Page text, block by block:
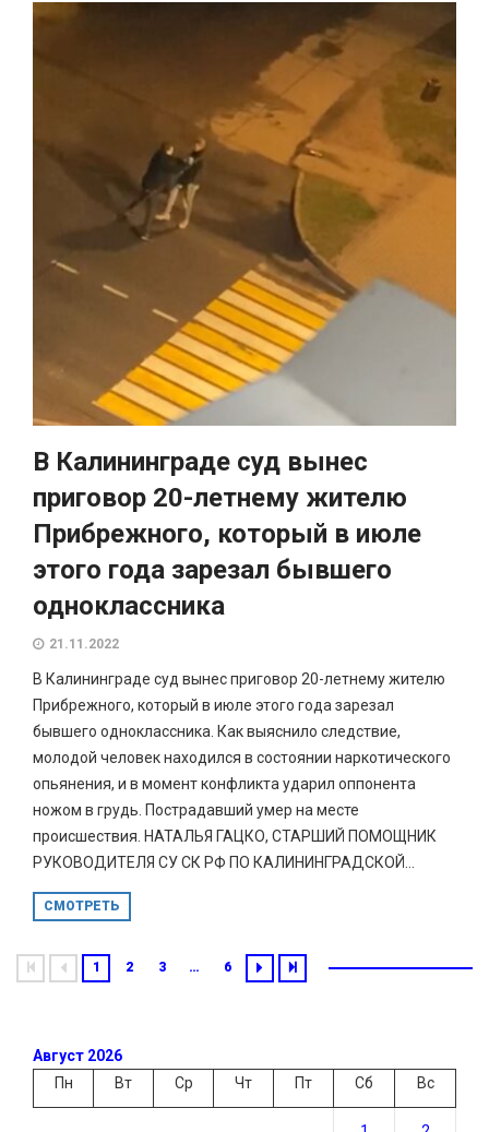
В Калининграде суд вынес
приговор 20-летнему жителю
Прибрежного, который в июле
этого года зарезал бывшего
одноклассника
21.11.2022
В Калининграде суд вынес приговор 20-летнему жителю
Прибрежного, который в июле этого года зарезал
бывшего одноклассника. Как выяснило следствие,
молодой человек находился в состоянии наркотического
опьянения, и в момент конфликта ударил оппонента
ножом в грудь. Пострадавший умер на месте
происшествия. НАТАЛЬЯ ГАЦКО, СТАРШИЙ ПОМОЩНИК
РУКОВОДИТЕЛЯ СУ СК РФ ПО КАЛИНИНГРАДСКОЙ...
СМОТРЕТЬ
1 2 3 … 6
Август 2026
Пн
Вт Ср Чт Пт Сб Вс